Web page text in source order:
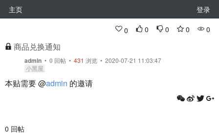
主页 登录
0 0 0 0 0
商品兑换通知
admin • 0 回帖 • 431 浏览 • 2020-07-21 11:03:47
小黑屋
本贴需要 @admin 的邀请
0 回帖